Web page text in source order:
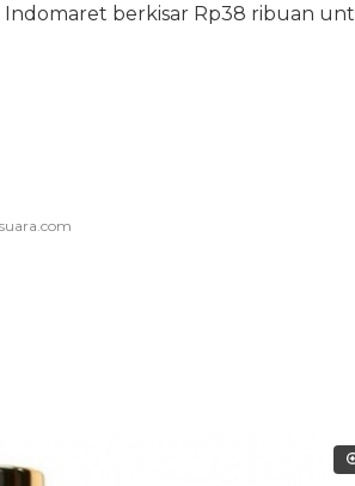
Indomaret berkisar Rp38 ribuan